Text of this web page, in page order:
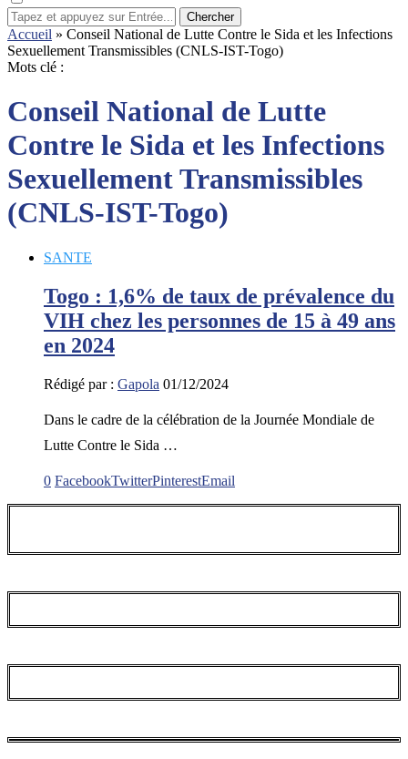
Chercher
Accueil » Conseil National de Lutte Contre le Sida et les Infections
Sexuellement Transmissibles (CNLS-IST-Togo)
Mots clé :
Conseil National de Lutte
Contre le Sida et les Infections
Sexuellement Transmissibles
(CNLS-IST-Togo)
SANTE
Togo : 1,6% de taux de prévalence du
VIH chez les personnes de 15 à 49 ans
en 2024
Rédigé par : Gapola 01/12/2024
Dans le cadre de la célébration de la Journée Mondiale de
Lutte Contre le Sida …
0 FacebookTwitterPinterestEmail